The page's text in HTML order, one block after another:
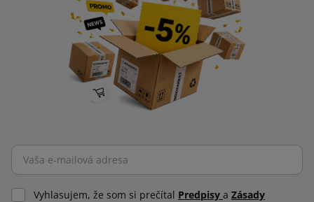
Vyhlasujem, že som si prečítal Predpisy a Zásady